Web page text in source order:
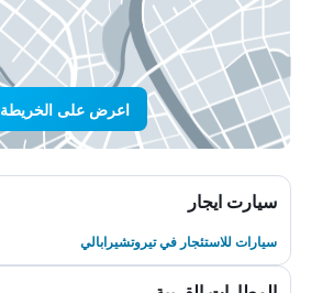
اعرض على الخريطة
سيارت ايجار
سيارات للاستئجار في تيروتشيرابالي